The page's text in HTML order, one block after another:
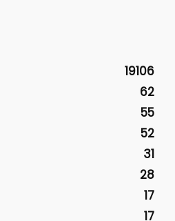
19106
62
55
52
31
28
17
17